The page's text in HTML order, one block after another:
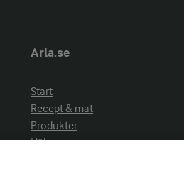
Arla.se
Start
Recept & mat
Produkter
Hälsa